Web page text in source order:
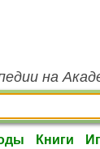
на
Книги